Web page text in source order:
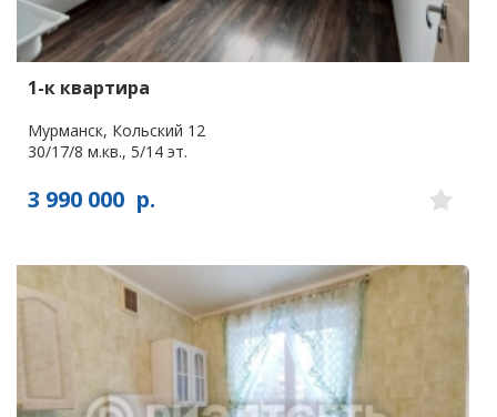
1-к квартира
Мурманск, Кольский 12
30/17/8 м.кв., 5/14 эт.
3 990 000 р.